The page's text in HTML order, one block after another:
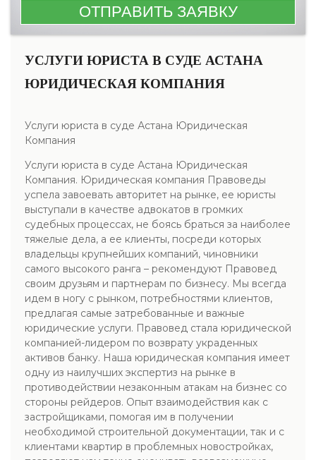
УСЛУГИ ЮРИСТА В СУДЕ АСТАНА
ЮРИДИЧЕСКАЯ КОМПАНИЯ
Услуги юриста в суде Астана Юридическая
Компания
Услуги юриста в суде Астана Юридическая
Компания. Юридическая компания Правоведы
успела завоевать авторитет на рынке, ее юристы
выступали в качестве адвокатов в громких
судебных процессах, не боясь браться за наиболее
тяжелые дела, а ее клиенты, посреди которых
владельцы крупнейших компаний, чиновники
самого высокого ранга – рекомендуют Правовед
своим друзьям и партнерам по бизнесу. Мы всегда
идем в ногу с рынком, потребностями клиентов,
предлагая самые затребованные и важные
юридические услуги. Правовед стала юридической
компанией-лидером по возврату украденных
активов банку. Наша юридическая компания имеет
одну из наилучших экспертиз на рынке в
противодействии незаконным атакам на бизнес со
стороны рейдеров. Опыт взаимодействия как с
застройщиками, помогая им в получении
необходимой строительной документации, так и с
клиентами квартир в проблемных новостройках,